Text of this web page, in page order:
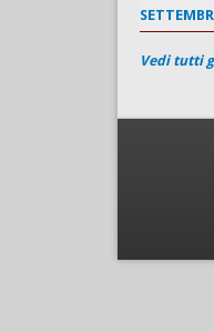
Vedi tutti